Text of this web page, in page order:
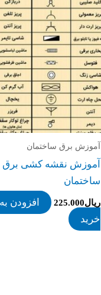
آموزش برق ساختمان
آموزش نقشه کشی برق
ساختمان
ریال225.000
افزودن
خرید